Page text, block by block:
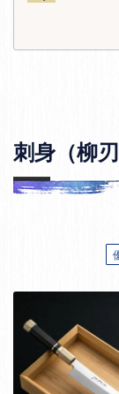
刺身（柳